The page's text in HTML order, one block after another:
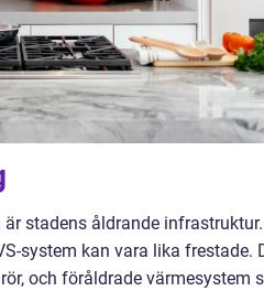
är stadens åldrande
system kan vara lika frestade.
och föråldrade värmesystem